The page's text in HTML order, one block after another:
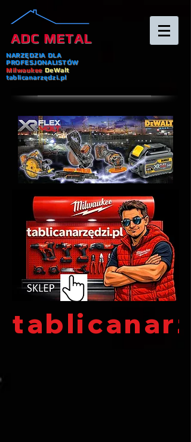
ADC METAL
NARZĘDZIA DLA
PROFESJONALISTÓW
Milwaukee DeWalt
tablicanarzędzi.pl